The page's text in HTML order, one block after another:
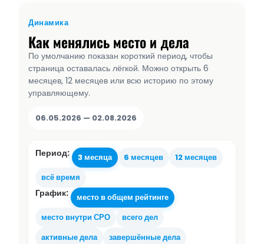
Динамика
Как менялись место и дела
По умолчанию показан короткий период, чтобы
страница оставалась лёгкой. Можно открыть 6
месяцев, 12 месяцев или всю историю по этому
управляющему.
06.05.2026 — 02.08.2026
Период: 3 месяца 6 месяцев
12 месяцев
всё время
График:
место в общем рейтинге
место внутри СРО
всего дел
активные дела
завершённые дела